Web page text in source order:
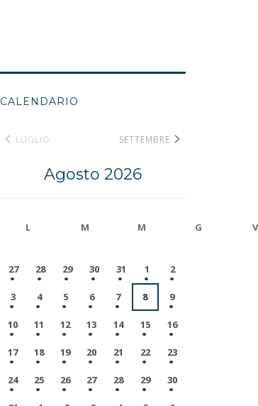
CALENDARIO
LUGLIO
Agosto 2026
SETTEMBRE
L M M G V
27 28 29 30 31 1 2
3 4 5 6 7 8 9
10 11 12 13 14 15 16
17 18 19 20 21 22 23
24 25 26 27 28 29 30